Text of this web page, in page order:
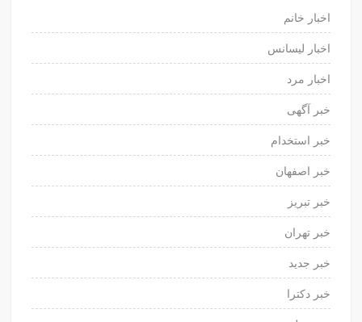
اخبار خانم
اخبار لیسانس
اخبار مرد
خبر آگهی
خبر استخدام
خبر اصفهان
خبر تبریز
خبر تهران
خبر جدید
خبر دکترا